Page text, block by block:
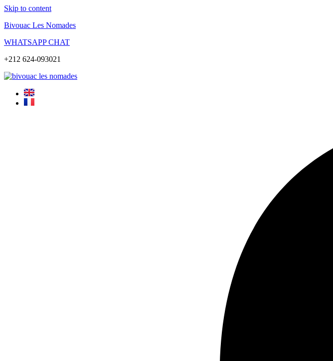
Skip to content
Bivouac Les Nomades
WHATSAPP CHAT
+212 624-093021